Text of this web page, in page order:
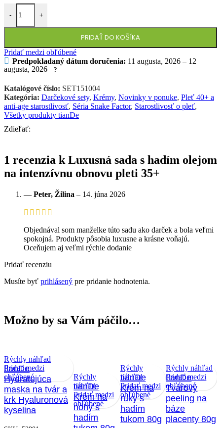
-
množstvo Luxusná sada s hadím olejom na intenzívnu obnovu pleti
+
PRIDAŤ DO KOŠÍKA
Pridať medzi obľúbené
Predpokladaný dátum doručenia: 11 augusta, 2026 – 12
augusta, 2026
Katalógové číslo: SET151004
Kategória: Darčekové sety, Krémy, Novinky v ponuke, Pleť 40+ a
anti-age starostlivosť, Séria Snake Factor, Starostlivosť o pleť,
Všetky produkty tianDe
Zdieľať:
1 recenzia kLuxusná sada s hadím olejom
na intenzívnu obnovu pleti 35+
— Peter, Žilina – 14. júna 2026
Objednával som manželke túto sadu ako darček a bola veľmi
spokojná. Produkty pôsobia luxusne a krásne voňajú.
Oceňujem aj veľmi rýchle dodanie
Pridať recenziu
Musíte byť prihlásený pre pridanie hodnotenia.
Možno by sa Vám páčilo…
Rýchly náhľad
Pridať medzi
obľúbené
tianDe
Hydratujúca
maska na tvár a
krk Hyaluronová
kyselina
Rýchly
náhľad
Pridať medzi
obľúbené
tianDe
Krém na
nohy s
hadím
Rýchly
náhľad
Pridať medzi
obľúbené
tianDe
Krém na
ruky s
hadím
tukom 80g
Rýchly náhľad
Pridať medzi
obľúbené
tianDe
Tvárový
peeling na
báze
placenty 80g